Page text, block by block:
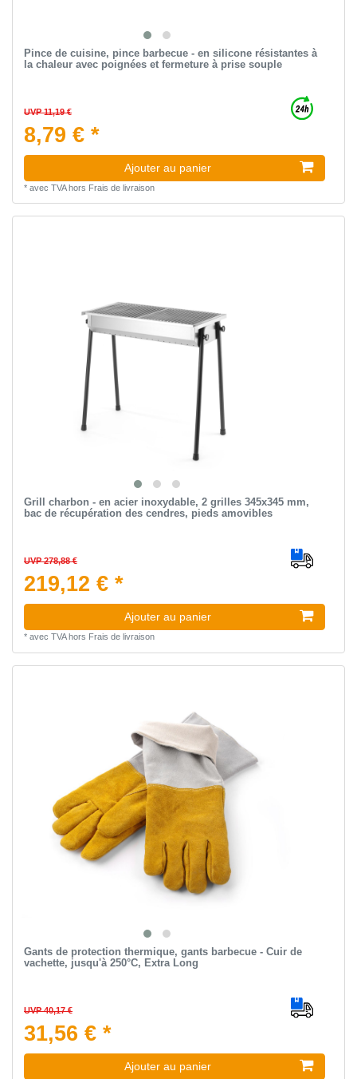
Pince de cuisine, pince barbecue - en silicone résistantes à
la chaleur avec poignées et fermeture à prise souple
UVP 11,19 €
8,79 € *
Ajouter au panier
* avec TVAhors Frais de livraison
Grill charbon - en acier inoxydable, 2 grilles 345x345 mm,
bac de récupération des cendres, pieds amovibles
UVP 278,88 €
219,12 € *
Ajouter au panier
* avec TVAhors Frais de livraison
Gants de protection thermique, gants barbecue - Cuir de
vachette, jusqu'à 250°C, Extra Long
UVP 40,17 €
31,56 € *
Ajouter au panier